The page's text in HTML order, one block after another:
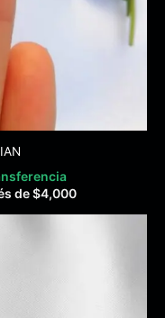
de$4,000